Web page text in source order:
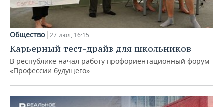
Общество 27 июл, 16:15
Карьерный тест-драйв для школьников
В республике начал работу профориентационный форум
«Профессии будущего»